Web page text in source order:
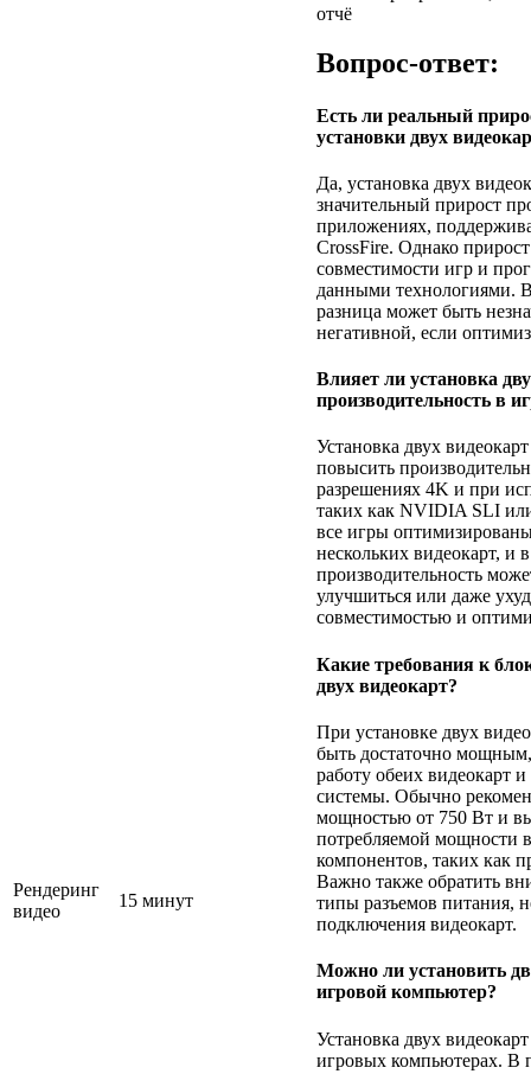
Рендеринг
видео
15 минут
отчё
Вопрос-ответ:
Есть ли реальный
установки двух
Да, установка двух
значительный прирост
приложениях,
CrossFire. Однако прирост
совместимости игр и
данными технологиями.
разница может быть
негативной, если
Влияет ли установка
производительность в
Установка двух
повысить
разрешениях 4K и при
таких как NVIDIA SLI
все игры
нескольких видеокарт, и
производительность
улучшиться или даже
совместимостью и
Какие требования к
двух видеокарт?
При установке двух
быть достаточно
работу обеих видеокарт
системы. Обычно
мощностью от 750 Вт и
потребляемой мощности
компонентов, таких как
Важно также обратить
типы разъемов питания,
подключения видеокарт.
Можно ли установить
игровой компьютер?
Установка двух
игровых компьютерах. В